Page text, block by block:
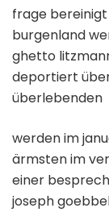
frage
burgenland
ghetto
deportiert
überlebenden
werden im
ärmsten im
einer
joseph